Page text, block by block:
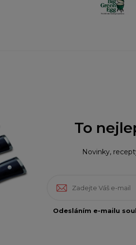
To
Novinky,
Odesláním e-mailu